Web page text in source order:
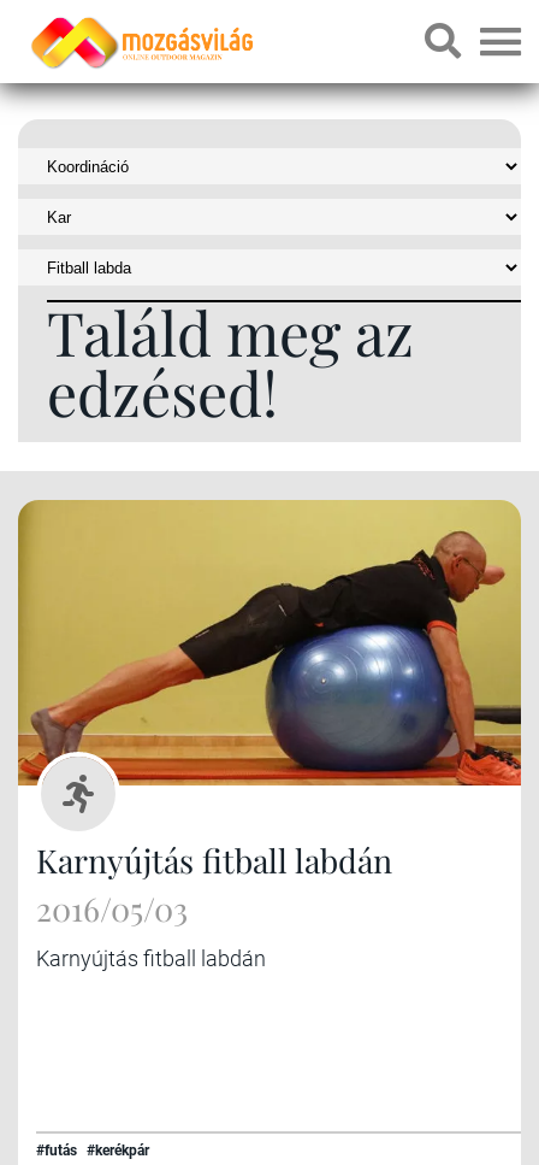
Találd meg az
edzésed!
Karnyújtás fitball labdán
2016/05/03
Karnyújtás fitball labdán
#futás #kerékpár